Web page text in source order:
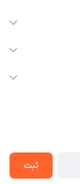
ثبت